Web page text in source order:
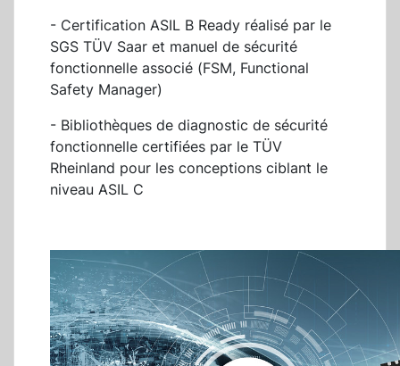
- Certification ASIL B Ready réalisé par le
SGS TÜV Saar et manuel de sécurité
fonctionnelle associé (FSM, Functional
Safety Manager)
- Bibliothèques de diagnostic de sécurité
fonctionnelle certifiées par le TÜV
Rheinland pour les conceptions ciblant le
niveau ASIL C